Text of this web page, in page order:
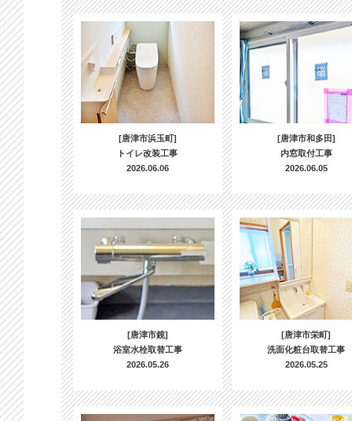
[唐津市浜玉町]
トイレ改装工事
2026.06.06
[唐津市和多田]
内窓取付工事
2026.06.05
[唐津市鏡]
浴室水栓取替工事
2026.05.26
[唐津市栄町]
洗面化粧台取替工事
2026.05.25